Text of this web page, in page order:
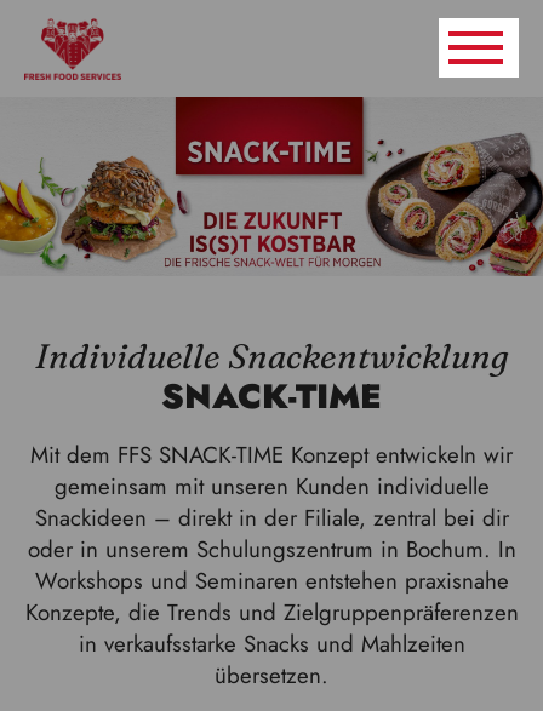
Individuelle Snackentwicklung
SNACK-TIME
Mit dem FFS SNACK-TIME Konzept entwickeln wir
gemeinsam mit unseren Kunden individuelle
Snackideen – direkt in der Filiale, zentral bei dir
oder in unserem Schulungszentrum in Bochum. In
Workshops und Seminaren entstehen praxisnahe
Konzepte, die Trends und Zielgruppenpräferenzen
in verkaufsstarke Snacks und Mahlzeiten
übersetzen.